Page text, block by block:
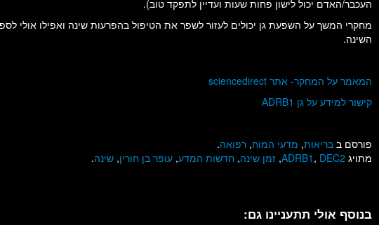
העכבר/האדם יכול לישון פחות שעות ועדיין לתפקד טוב).
מחקרי המשך על השפעת גן יכולים לעזור לשפר את הטיפול בהפרעות שינה ואפילו אולי
השינה.
המאמר על המחקר- אתר sciencedirect
קישור למידע על גן ADRB1
פורסם ב בריאות, מדעי המוח, רפואה.
מתויג
ADRB1 , DEC2
, זמן שינה, חדשות המדע, עופר בן חורין, שינה.
בנוסף אולי תתעניינו גם: